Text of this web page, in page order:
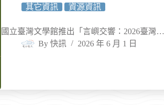
其它資訊 資源資訊
國立臺灣文學館推出「言嶼交響：2026臺灣…
By 快訊 2026 年 6 月 1 日